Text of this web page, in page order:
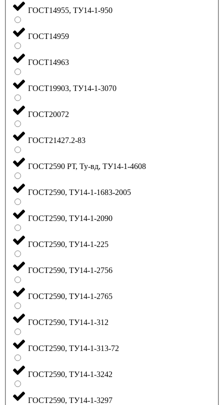
ГОСТ14955, ТУ14-1-950
ГОСТ14959
ГОСТ14963
ГОСТ19903, ТУ14-1-3070
ГОСТ20072
ГОСТ21427.2-83
ГОСТ2590 РТ, Ту-вд, ТУ14-1-4608
ГОСТ2590, ТУ14-1-1683-2005
ГОСТ2590, ТУ14-1-2090
ГОСТ2590, ТУ14-1-225
ГОСТ2590, ТУ14-1-2756
ГОСТ2590, ТУ14-1-2765
ГОСТ2590, ТУ14-1-312
ГОСТ2590, ТУ14-1-313-72
ГОСТ2590, ТУ14-1-3242
ГОСТ2590, ТУ14-1-3297